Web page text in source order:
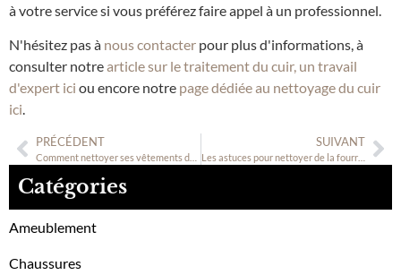
à votre service si vous préférez faire appel à un professionnel.
N'hésitez pas à nous contacter pour plus d'informations, à
consulter notrearticle sur le traitement du cuir, un travail
d'expert ici ou encore notre page dédiée au nettoyage du cuir
ici.
PRÉCÉDENT SUIVANT
Les astuces pour nettoyer de la fourrure
Catégories
Ameublement
Chaussures